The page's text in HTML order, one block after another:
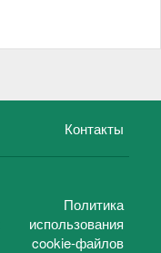
Контакты
Политика
использования
cookie-файлов